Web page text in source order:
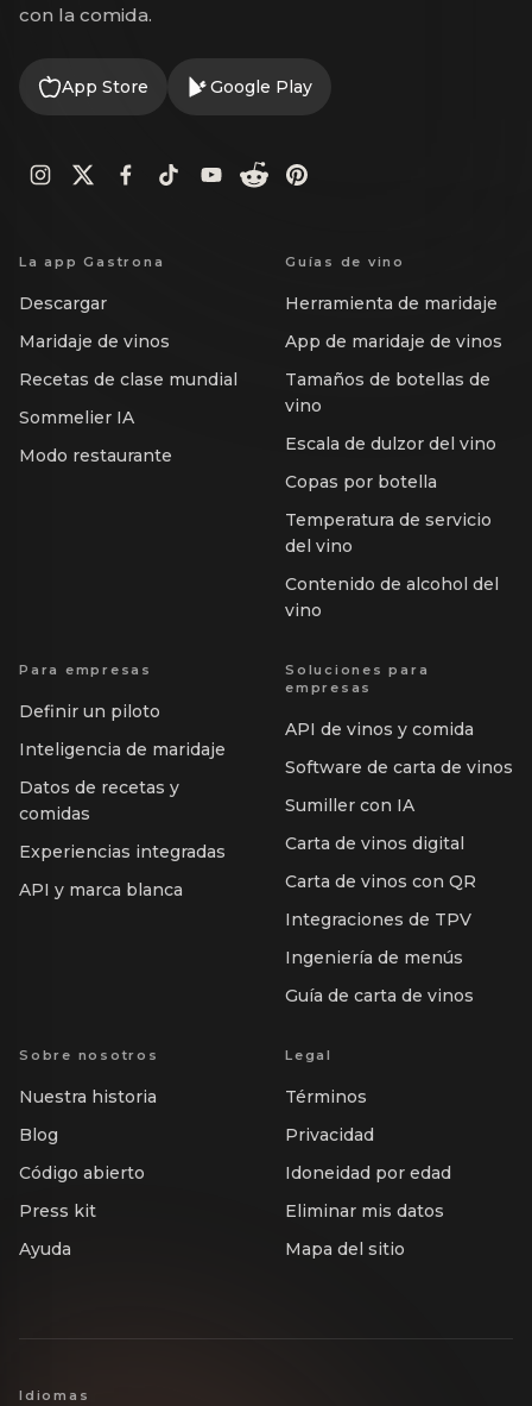
con la comida.
App Store Google Play
La app Gastrona
Descargar
Maridaje de vinos
Recetas de clase mundial
Sommelier IA
Modo restaurante
Guías de vino
Herramienta de maridaje
App de maridaje de vinos
Tamaños de botellas de
vino
Escala de dulzor del vino
Copas por botella
Temperatura de servicio
del vino
Contenido de alcohol del
vino
Para empresas
Definir un piloto
Inteligencia de maridaje
Datos de recetas y
comidas
Experiencias integradas
API y marca blanca
Soluciones para
empresas
API de vinos y comida
Software de carta de vinos
Sumiller con IA
Carta de vinos digital
Carta de vinos con QR
Integraciones de TPV
Ingeniería de menús
Guía de carta de vinos
Sobre nosotros
Nuestra historia
Blog
Código abierto
Press kit
Ayuda
Legal
Términos
Privacidad
Idoneidad por edad
Eliminar mis datos
Mapa del sitio
Idiomas